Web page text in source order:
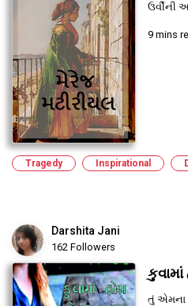
ઉર્વીની
9 mins
Tragedy Inspirational
Darshita Jani
162 Followers
તું એમના